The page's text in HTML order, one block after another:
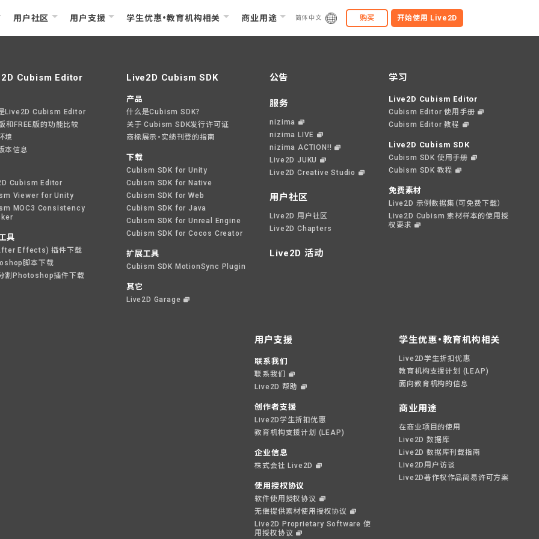
用户社区 用户支援 学生优惠・教育机构相关 商业用途 简体中文 购买 开始使用 Live2D
Cubism Editor
Live2D Cubism Editor
和FREE版的功能比较
境
本信息
Cubism Editor
Viewer for Unity
MOC3 Consistency
具
Effects) 插件下载
脚本下载
割Photoshop插件下载
Live2D Cubism SDK
产品
什么是Cubism SDK？
关于 Cubism SDK发行许可证
商标展示・实绩刊登的指南
下载
Cubism SDK for Unity
Cubism SDK for Native
Cubism SDK for Web
Cubism SDK for Java
Cubism SDK for Unreal Engine
Cubism SDK for Cocos Creator
扩展工具
Cubism SDK MotionSync Plugin
其它
Live2D Garage
公告
服务
nizima
nizima LIVE
nizima ACTION!!
Live2D JUKU
Live2D Creative Studio
用户社区
Live2D 用户社区
Live2D Chapters
Live2D 活动
学习
Live2D Cubism Editor
Cubism Editor 使用手册
Cubism Editor 教程
Live2D Cubism SDK
Cubism SDK 使用手册
Cubism SDK 教程
免费素材
Live2D 示例数据集（可免费下载）
Live2D Cubism 素材样本的使用授
权要求
用户支援
联系我们
联系我们
Live2D 帮助
创作者支援
Live2D学生折扣优惠
教育机构支援计划 (LEAP)
企业信息
株式会社 Live2D
使用授权协议
软件使用授权协议
无偿提供素材使用授权协议
Live2D Proprietary Software 使
用授权协议
学生优惠・教育机构相关
Live2D学生折扣优惠
教育机构支援计划 (LEAP)
面向教育机构的信息
商业用途
在商业项目的使用
Live2D 数据库
Live2D 数据库刊载指南
Live2D用户访谈
Live2D著作权作品简易许可方案